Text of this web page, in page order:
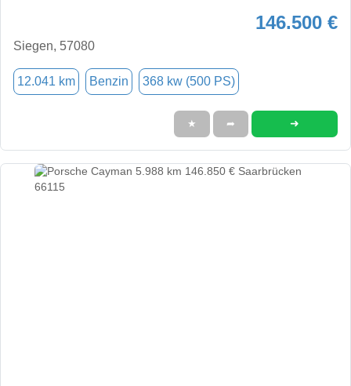
146.500 €
Siegen, 57080
12.041 km Benzin 368 kw (500 PS)
★ ➦ ➜